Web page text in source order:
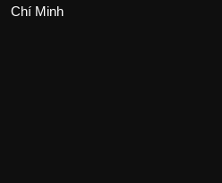
Chí Minh